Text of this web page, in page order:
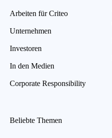
Arbeiten für Criteo
Unternehmen
Investoren
In den Medien
Corporate Responsibility
Beliebte Themen